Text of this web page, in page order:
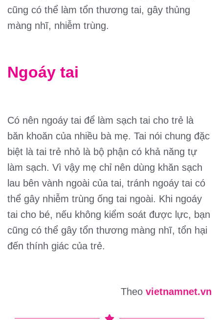
cũng có thể làm tổn thương tai, gây thủng
màng nhĩ, nhiễm trùng.
Ngoáy tai
Có nên ngoáy tai để làm sạch tai cho trẻ là
băn khoăn của nhiều bà mẹ. Tai nói chung đặc
biệt là tai trẻ nhỏ là bộ phận có khả năng tự
làm sạch. Vì vậy mẹ chỉ nên dùng khăn sạch
lau bên vành ngoài của tai, tránh ngoáy tai có
thể gây nhiễm trùng ống tai ngoài. Khi ngoáy
tai cho bé, nếu không kiểm soát được lực, bạn
cũng có thể gây tổn thương màng nhĩ, tổn hại
đến thính giác của trẻ.
Theo vietnamnet.vn